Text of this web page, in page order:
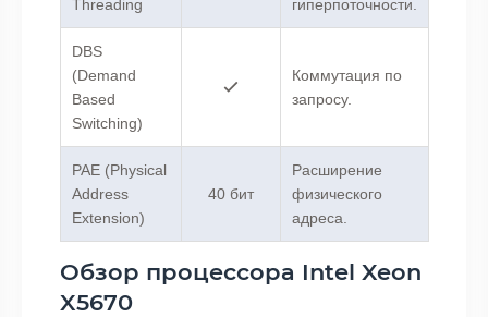
Threading
гиперпоточности.
DBS
(Demand
Based
Switching)
Коммутация по
запросу.
PAE (Physical
Address
Extension)
40 бит
Расширение
физического
адреса.
Обзор процессора Intel Xeon
X5670